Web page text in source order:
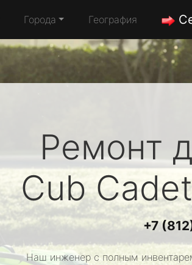
Города География
Ремонт
Cub Cadet
+7
Наш инженер с полным